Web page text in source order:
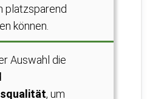
platzsparend
können.
Auswahl die
, um